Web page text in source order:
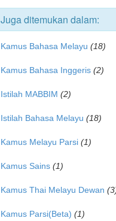
Juga ditemukan dalam:
Kamus Bahasa Melayu (18)
Kamus Bahasa Inggeris (2)
Istilah MABBIM (2)
Istilah Bahasa Melayu (18)
Kamus Melayu Parsi (1)
Kamus Sains (1)
Kamus Thai Melayu Dewan
Kamus Parsi(Beta) (1)